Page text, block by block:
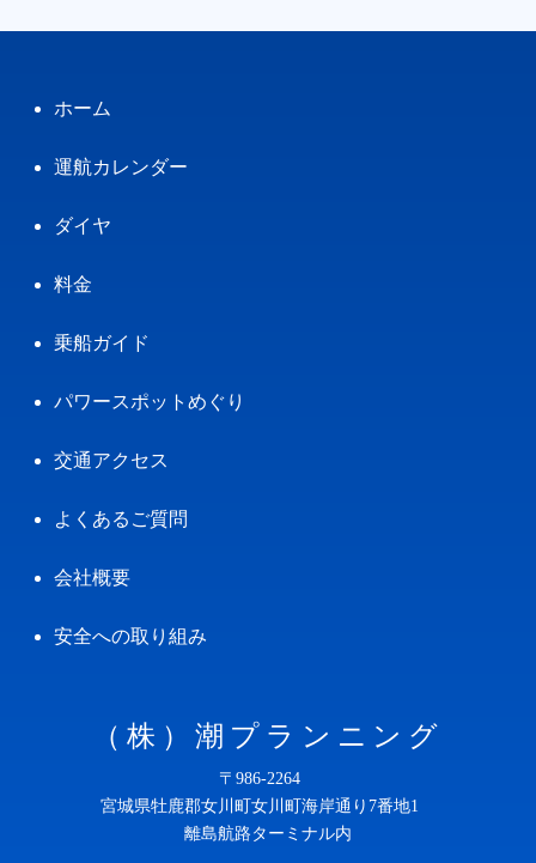
ホーム
運航カレンダー
ダイヤ
料金
乗船ガイド
パワースポットめぐり
交通アクセス
よくあるご質問
会社概要
安全への取り組み
（株）潮プランニング
〒986-2264
宮城県牡鹿郡女川町女川町海岸通り7番地1
離島航路ターミナル内